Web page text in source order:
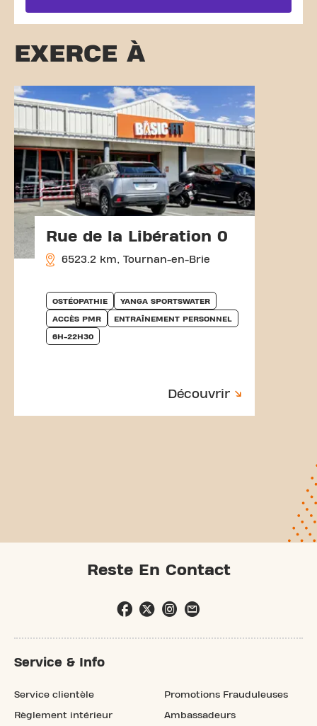
EXERCE À
Rue de la Libération 0
6523.2 km, Tournan-en-Brie
OSTÉOPATHIE YANGA SPORTSWATER
ACCÈS PMR ENTRAÎNEMENT PERSONNEL
6H-22H30
Découvrir
Reste En Contact
Service & Info
Service clientèle
Règlement intérieur
Promotions Frauduleuses
Ambassadeurs